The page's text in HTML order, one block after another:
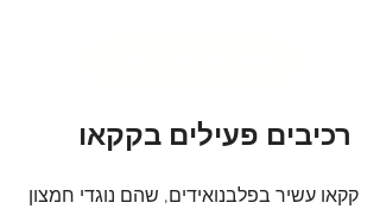
קקאו עשיר בפלבנואידים, שהם נוגדי חמצון